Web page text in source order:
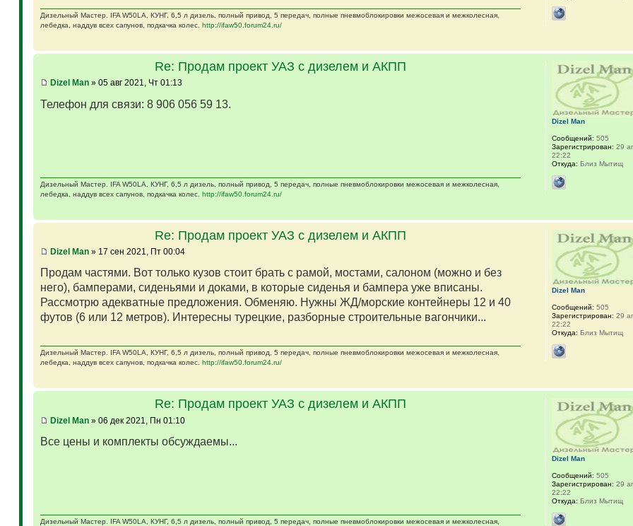
Дизельный Мастер. IFA W50LA, КУНГ, 6,5 л дизель, полный привод, 5 передач, полные пневмоблокировки межосевая и межколесная,
лебедка, наддув всех сапунов, подкачка колес. http://ifaw50.forum24.ru/
Re: Продам проект УАЗ с дизелем и АКПП
Dizel Man» 05 авг 2021, Чт 01:13
Телефон для связи: 8 906 056 59 13.
Дизельный Мастер. IFA W50LA, КУНГ, 6,5 л дизель, полный привод, 5 передач, полные пневмоблокировки межосевая и межколесная,
лебедка, наддув всех сапунов, подкачка колес. http://ifaw50.forum24.ru/
Dizel Man
Сообщений: 505
Зарегистрирован: 29
22:22
Откуда: Близ Мытищ
Re: Продам проект УАЗ с дизелем и АКПП
Dizel Man» 17 сен 2021, Пт 00:04
Продам частями. Вот только кузов стоит брать с рамой, мостами, салоном (можно и без
него), бамперами, сиденьями и доками, в которые сиденья и бампера уже вписаны.
Рассмотрю адекватные предложения. Обменяю. Нужны ЖД/морские контейнеры 12 и 40
футов (6 или 12 метров). Интересны турецкие, разборные строительные вагончики...
Дизельный Мастер. IFA W50LA, КУНГ, 6,5 л дизель, полный привод, 5 передач, полные пневмоблокировки межосевая и межколесная,
лебедка, наддув всех сапунов, подкачка колес. http://ifaw50.forum24.ru/
Dizel Man
Сообщений: 505
Зарегистрирован: 29
22:22
Откуда: Близ Мытищ
Re: Продам проект УАЗ с дизелем и АКПП
Dizel Man» 06 дек 2021, Пн 01:10
Все цены и комплекты обсуждаемы...
Дизельный Мастер. IFA W50LA, КУНГ, 6,5 л дизель, полный привод, 5 передач, полные пневмоблокировки межосевая и межколесная,
Dizel Man
Сообщений: 505
Зарегистрирован: 29
22:22
Откуда: Близ Мытищ